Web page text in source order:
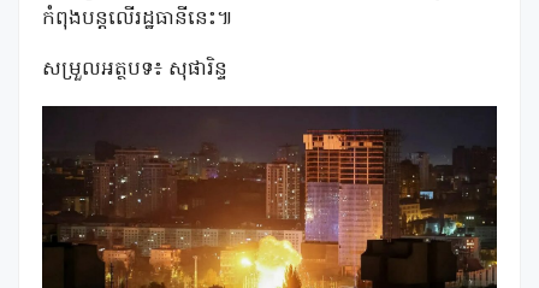
កំពុងបន្តលើរដ្ឋធានីនេះ៕
សម្រួលអត្ថបទ៖ សុផារិន្ទ